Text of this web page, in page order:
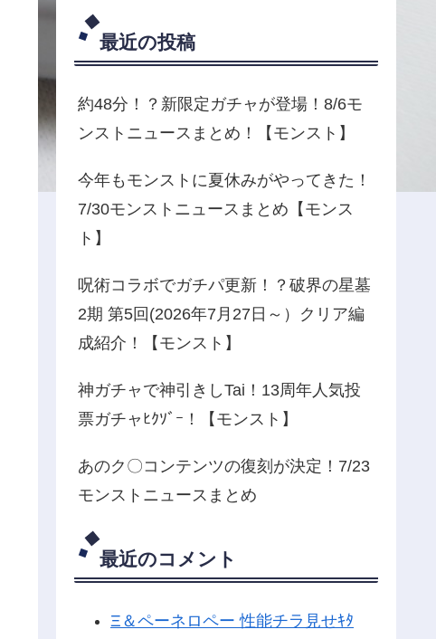
最近の投稿
約48分！？新限定ガチャが登場！8/6モ
ンストニュースまとめ！【モンスト】
今年もモンストに夏休みがやってきた！
7/30モンストニュースまとめ【モンス
ト】
呪術コラボでガチパ更新！？破界の星墓
2期 第5回(2026年7月27日～）クリア編
成紹介！【モンスト】
神ガチャで神引きしTai！13周年人気投
票ガチャﾋｸｿﾞｰ！【モンスト】
あのク〇コンテンツの復刻が決定！7/23
モンストニュースまとめ
最近のコメント
Ξ＆ペーネロペー 性能チラ見せｷﾀ